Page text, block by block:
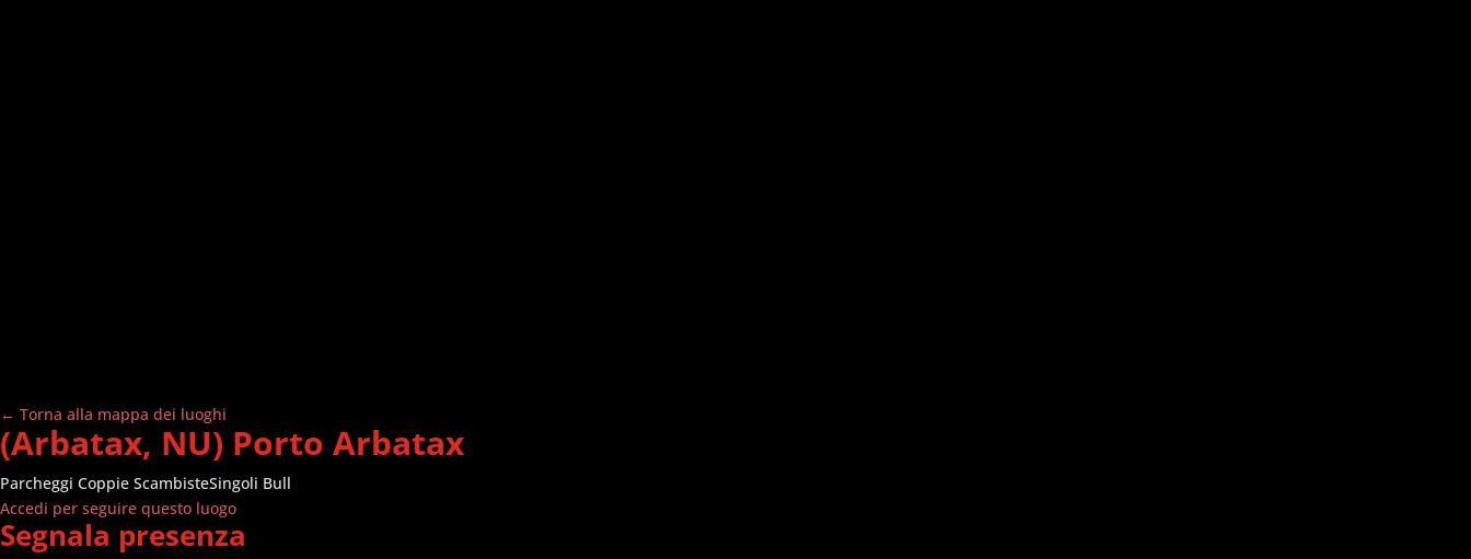
← Torna alla mappa dei luoghi
(Arbatax, NU) Porto Arbatax
Parcheggi Coppie ScambisteSingoli Bull
Accedi per seguire questo luogo
Segnala presenza